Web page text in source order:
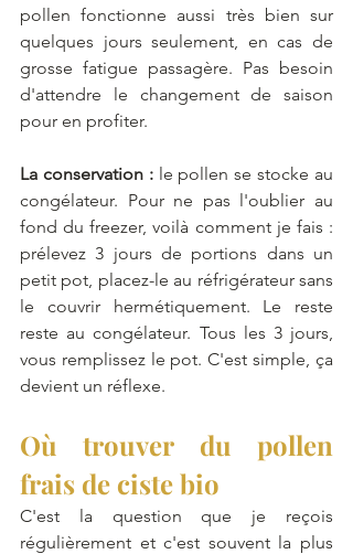
pollen fonctionne aussi très bien sur
quelques jours seulement, en cas de
grosse fatigue passagère. Pas besoin
d'attendre le changement de saison
pour en profiter.
La conservation : le pollen se stocke au
congélateur. Pour ne pas l'oublier au
fond du freezer, voilà comment je fais :
prélevez 3 jours de portions dans un
petit pot, placez-le au réfrigérateur sans
le couvrir hermétiquement. Le reste
reste au congélateur. Tous les 3 jours,
vous remplissez le pot. C'est simple, ça
devient un réflexe.
Où trouver du pollen
frais de ciste bio
C'est la question que je reçois
régulièrement et c'est souvent la plus